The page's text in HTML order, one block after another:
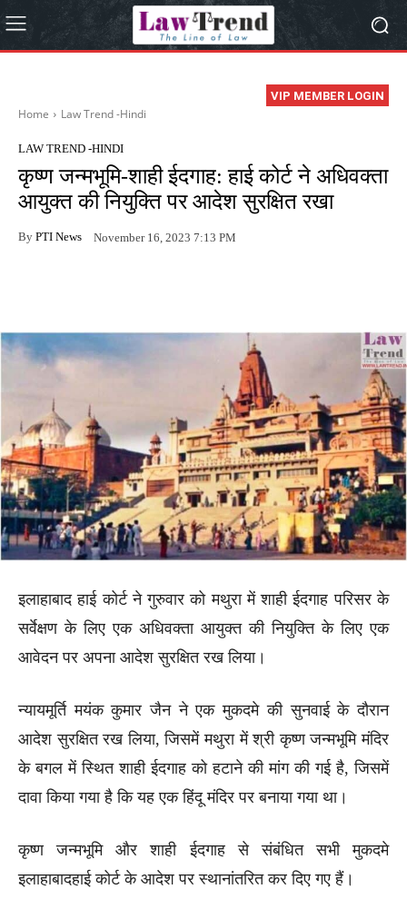
VIP MEMBER LOGIN
Home Law Trend -Hindi
LAW TREND -HINDI
कृष्ण जन्मभूमि-शाही ईदगाह: हाई कोर्ट ने अधिवक्ता
आयुक्त की नियुक्ति पर आदेश सुरक्षित रखा
By PTI News November 16, 2023 7:13 PM
इलाहाबाद हाई कोर्ट ने गुरुवार को मथुरा में शाही ईदगाह परिसर के
सर्वेक्षण के लिए एक अधिवक्ता आयुक्त की नियुक्ति के लिए एक
आवेदन पर अपना आदेश सुरक्षित रख लिया।
न्यायमूर्ति मयंक कुमार जैन ने एक मुकदमे की सुनवाई के दौरान
आदेश सुरक्षित रख लिया, जिसमें मथुरा में श्री कृष्ण जन्मभूमि मंदिर
के बगल में स्थित शाही ईदगाह को हटाने की मांग की गई है, जिसमें
दावा किया गया है कि यह एक हिंदू मंदिर पर बनाया गया था।
कृष्ण जन्मभूमि और शाही ईदगाह से संबंधित सभी मुकदमे
इलाहाबादहाई कोर्ट के आदेश पर स्थानांतरित कर दिए गए हैं।